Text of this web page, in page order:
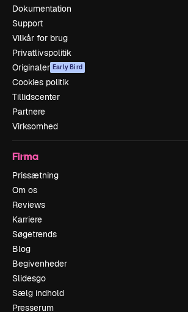
Dokumentation
Support
Vilkår for brug
Privatlivspolitik
Originaler Early Bird
Cookies politik
Tillidscenter
Partnere
Virksomhed
Firma
Prissætning
Om os
Reviews
Karriere
Søgetrends
Blog
Begivenheder
Slidesgo
Sælg indhold
Presserum